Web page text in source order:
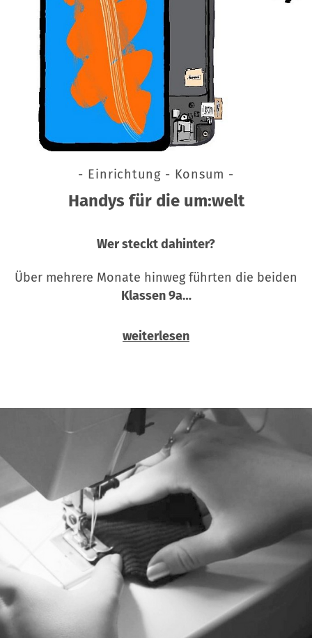
- Einrichtung - Konsum -
Handys für die um:welt
Wer steckt dahinter?
Über mehrere Monate hinweg führten die beiden
Klassen 9a…
weiterlesen